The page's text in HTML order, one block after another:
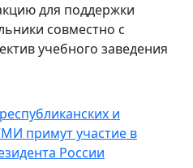
для поддержки
совместно с
учебного заведения